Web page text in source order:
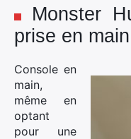
Monster
prise en
Console en
main,
même en
optant
pour une